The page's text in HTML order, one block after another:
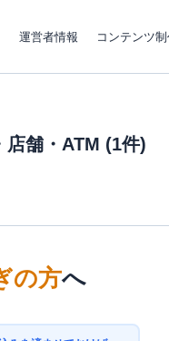
運営者情報 コンテンツ
店舗・ATM (1件)
の方へ